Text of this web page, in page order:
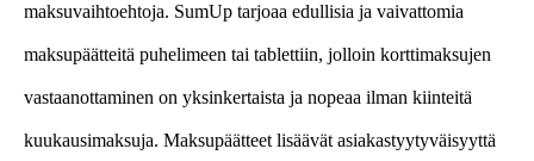
maksuvaihtoehtoja. SumUp tarjoaa edullisia ja vaivattomia
maksupäätteitä puhelimeen tai tablettiin, jolloin korttimaksujen
vastaanottaminen on yksinkertaista ja nopeaa ilman kiinteitä
kuukausimaksuja. Maksupäätteet lisäävät asiakastyytyväisyyttä